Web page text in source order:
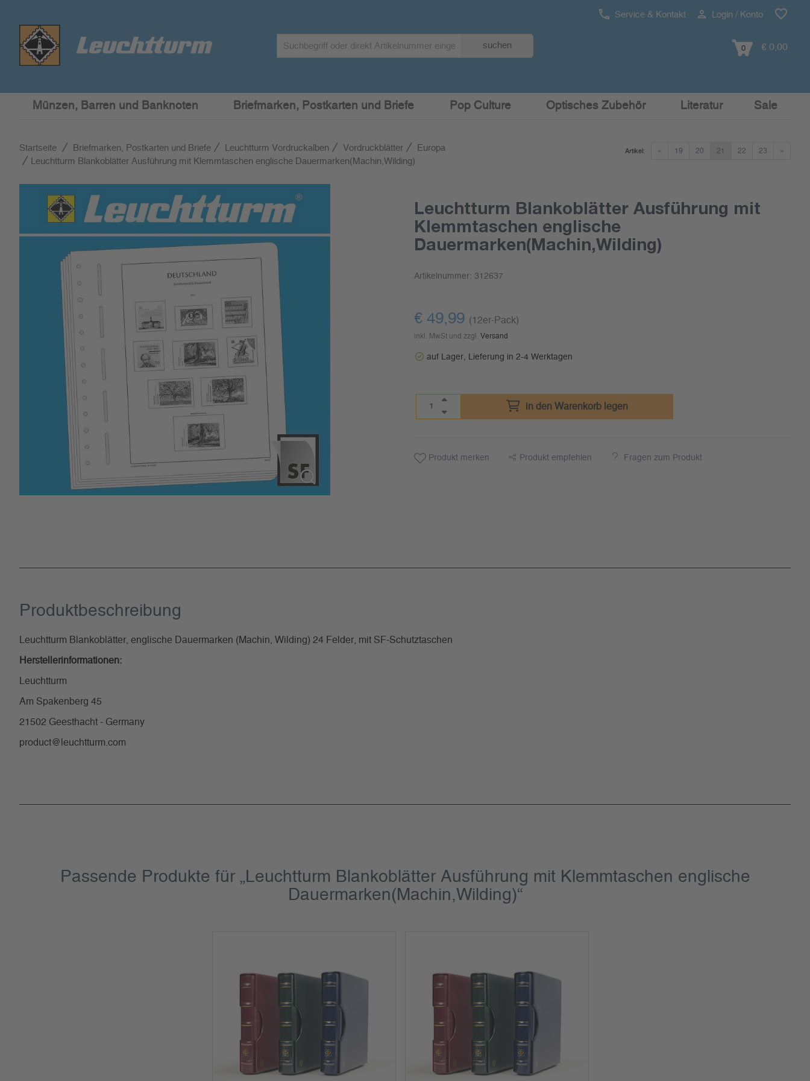
Service & Kontakt Login / Konto
suchen 0 € 0,00
Münzen, Barren und Banknoten Briefmarken, Postkarten und Briefe Pop Culture Optisches Zubehör Literatur Sale
Startseite Briefmarken, Postkarten und Briefe Leuchtturm Vordruckalben Vordruckblätter
Europa
Leuchtturm Blankoblätter Ausführung mit Klemmtaschen englische Dauermarken(Machin,Wilding)
« 19 20 21 22 23 »
Artikel:
Leuchtturm Blankoblätter Ausführung mit
Klemmtaschen englische
Dauermarken(Machin,Wilding)
Artikelnummer: 312637
€49,99 (12er-Pack)
inkl. MwSt und zzgl. Versand
auf Lager, Lieferung in 2-4 Werktagen
in den Warenkorb legen
Produkt merken Produkt empfehlen Fragen zum Produkt
Produkt­beschreibung
Leuchtturm Blankoblätter, englische Dauermarken (Machin, Wilding) 24 Felder, mit SF-Schutztaschen
Herstellerinformationen:
Leuchtturm
Am Spakenberg 45
21502 Geesthacht - Germany
product@leuchtturm.com
Passende Produkte für „Leuchtturm Blankoblätter Ausführung mit Klemmtaschen englische
Dauermarken(Machin,Wilding)“